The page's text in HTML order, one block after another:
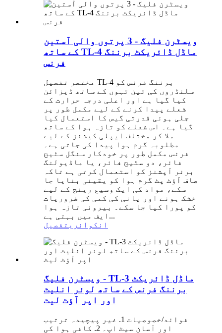
ویسٹرن فلیگ - 3 پرتوں والی آستین
کے ساتھ TL-4 ماڈل ڈائریکٹ برننگ
فرنس
مختصر تفصیل TL-4 برننگ فرنس کو
سلنڈروں کی تین تہوں کے ساتھ ڈیزائن
کیا گیا ہے اور اعلی درجہ حرارت کے
شعلے پیدا کرنے کے لیے مکمل طور پر
جلی ہوئی قدرتی گیس کا استعمال کیا
گیا ہے۔ اس شعلے کو تازہ ہوا کے ساتھ
ملا کر مختلف ایپلی کیشنز کے لیے
مطلوبہ گرم ہوا پیدا کی جاتی ہے۔
فرنس مکمل طور پر خودکار سنگل سٹیج
فائر، دو سٹیج فائر، یا ماڈیولنگ
برنر آپشنز کو استعمال کرتی ہے تاکہ
صاف آؤٹ پٹ گرم ہوا کو یقینی بنایا جا
سکے، مواد کی ایک وسیع رینج کے لیے
خشک ہونے اور پانی کی کمی کی ضروریات
کو پورا کیا جا سکے۔ بیرونی تازہ ہوا
ایف میں بہتی ہے...
انکوائری تفصیل
ویسٹرن فلیگ - TL-3 ماڈل ڈائریکٹ
برننگ فرنس کے ساتھ لوئر انلیٹ
اور اپر آؤٹ لیٹ
فوائد/خصوصیات 1. غیر پیچیدہ ترتیب
اور آسان سیٹ اپ۔ 2. کافی ہوا کی